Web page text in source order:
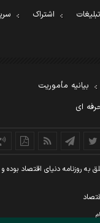
تبلیغات اشتراک
بیانیه مأموریت
ای
روزنامه دنيای اقتصاد بوده